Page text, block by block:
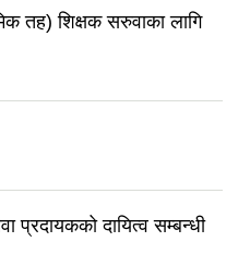
तह) शिक्षक सरुवाका लागि
प्रदायकको दायित्व सम्बन्धी